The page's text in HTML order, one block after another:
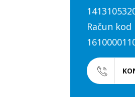
Račun